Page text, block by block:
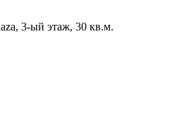
3-ый этаж, 30 кв.м.